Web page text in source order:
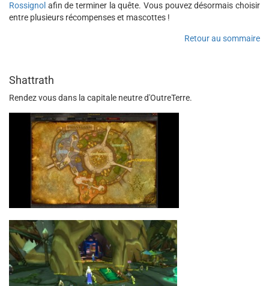
Rossignol afin de terminer la quête. Vous pouvez désormais choisir
entre plusieurs récompenses et mascottes !
Retour au sommaire
Shattrath
Rendez vous dans la capitale neutre d'OutreTerre.